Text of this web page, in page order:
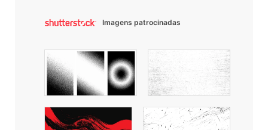
Imagens patrocinadas